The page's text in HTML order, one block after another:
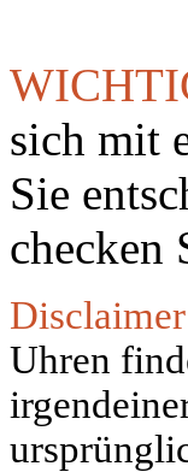
sich mit
Sie
checken
Uhren